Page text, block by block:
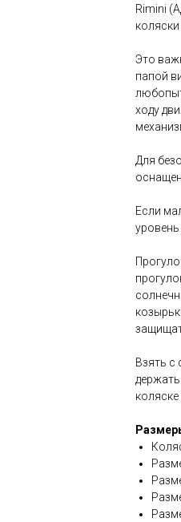
Rimini
Это
папой
ходу
Для
Если
Взять с